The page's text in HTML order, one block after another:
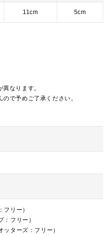
11cm 5cm
なります。
で予めご了承ください。
リー）
フリー）
ターズ：フリー）